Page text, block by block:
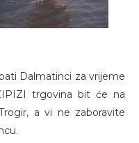
Dalmatinci za vrijeme
trgovina bit će na
a vi ne zaboravite